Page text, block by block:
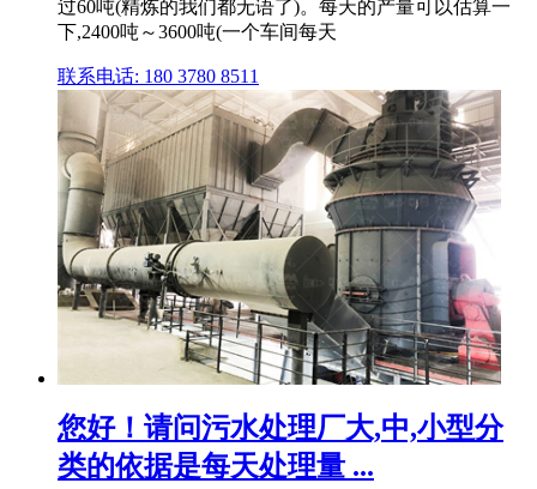
过60吨(精炼的我们都无语了)。每天的产量可以估算一
下,2400吨～3600吨(一个车间每天
联系电话: 180 3780 8511
您好！请问污水处理厂大,中,小型分
类的依据是每天处理量 ...